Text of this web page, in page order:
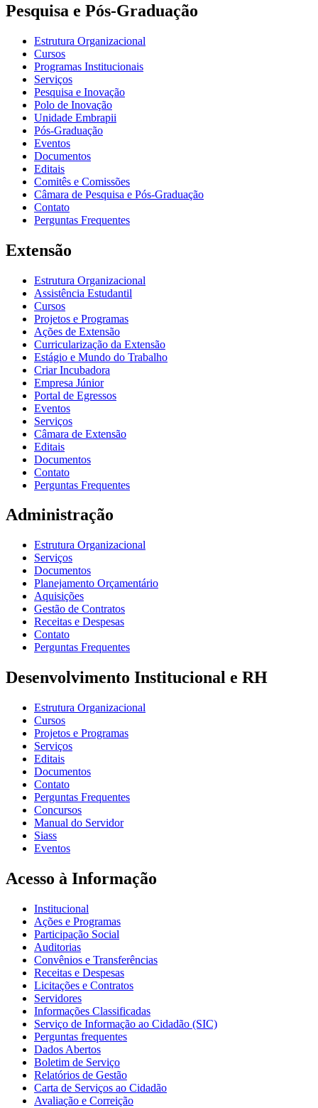
Pesquisa e Pós-Graduação
Estrutura Organizacional
Cursos
Programas Institucionais
Serviços
Pesquisa e Inovação
Polo de Inovação
Unidade Embrapii
Pós-Graduação
Eventos
Documentos
Editais
Comitês e Comissões
Câmara de Pesquisa e Pós-Graduação
Contato
Perguntas Frequentes
Extensão
Estrutura Organizacional
Assistência Estudantil
Cursos
Projetos e Programas
Ações de Extensão
Curricularização da Extensão
Estágio e Mundo do Trabalho
Criar Incubadora
Empresa Júnior
Portal de Egressos
Eventos
Serviços
Câmara de Extensão
Editais
Documentos
Contato
Perguntas Frequentes
Administração
Estrutura Organizacional
Serviços
Documentos
Planejamento Orçamentário
Aquisições
Gestão de Contratos
Receitas e Despesas
Contato
Perguntas Frequentes
Desenvolvimento Institucional e RH
Estrutura Organizacional
Cursos
Projetos e Programas
Serviços
Editais
Documentos
Contato
Perguntas Frequentes
Concursos
Manual do Servidor
Siass
Eventos
Acesso à Informação
Institucional
Ações e Programas
Participação Social
Auditorias
Convênios e Transferências
Receitas e Despesas
Licitações e Contratos
Servidores
Informações Classificadas
Serviço de Informação ao Cidadão (SIC)
Perguntas frequentes
Dados Abertos
Boletim de Serviço
Relatórios de Gestão
Carta de Serviços ao Cidadão
Avaliação e Correição